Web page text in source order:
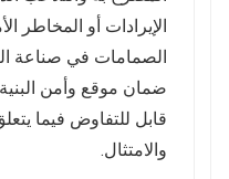
الإيرادات أو المخاطر
الصمامات في صناعة
ضمان موقع وأمن البنية
قابل للتفاوض فيما
والامتثال.